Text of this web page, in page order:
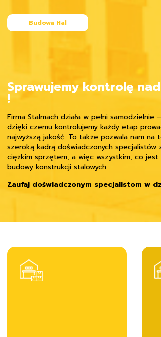
Budowa Hal
Sprawujemy kontrolę
!
Firma Stalmach działa w pełni
dzięki czemu kontrolujemy każdy etap
najwyższą jakość. To także pozwala nam
szeroką kadrą doświadczonych specjalistów
ciężkim sprzętem, a więc wszystkim, co
budowy konstrukcji stalowych.
Zaufaj doświadczonym specjalistom w